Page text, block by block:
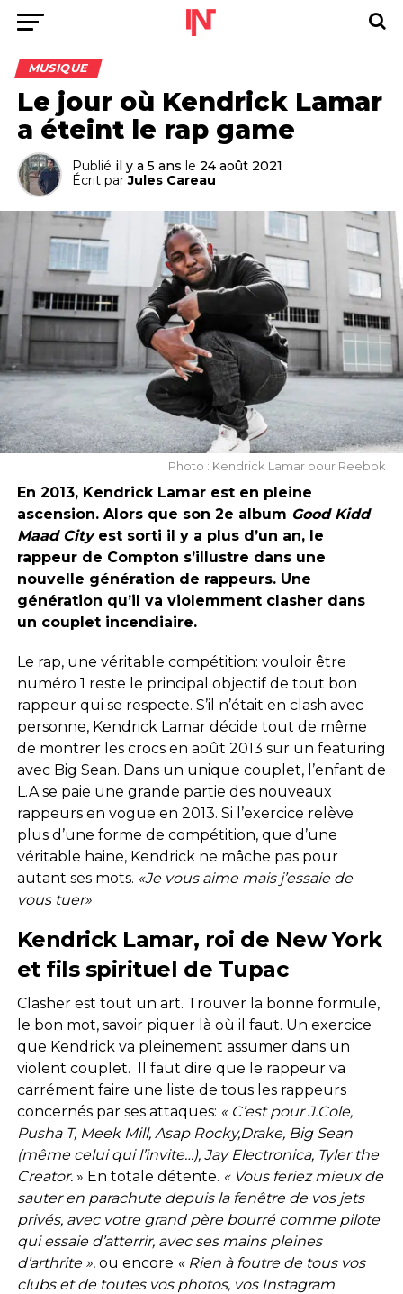
MUSIQUE
Le jour où Kendrick Lamar
a éteint le rap game
Publié il y a 5 ans le 24 août 2021
Écrit par Jules Careau
Photo : Kendrick Lamar pour Reebok
En 2013, Kendrick Lamar est en pleine
ascension. Alors que son 2e album Good Kidd
Maad Cityest sorti il y a plus d’un an, le
rappeur de Compton s’illustre dans une
nouvelle génération de rappeurs. Une
génération qu’il va violemment clasher dans
un couplet incendiaire.
Le rap, une véritable compétition: vouloir être
numéro 1 reste le principal objectif de tout bon
rappeur qui se respecte. S’il n’était en clash avec
personne, Kendrick Lamar décide tout de même
de montrer les crocs en août 2013 sur un featuring
avec Big Sean. Dans un unique couplet, l’enfant de
L.A se paie une grande partie des nouveaux
rappeurs en vogue en 2013. Si l’exercice relève
plus d’une forme de compétition, que d’une
véritable haine, Kendrick ne mâche pas pour
autant ses mots. «Je vous aime mais j’essaie de
vous tuer»
Kendrick Lamar, roi de New York
et fils spirituel de Tupac
Clasher est tout un art. Trouver la bonne formule,
le bon mot, savoir piquer là où il faut. Un exercice
que Kendrick va pleinement assumer dans un
violent couplet. Il faut dire que le rappeur va
carrément faire une liste de tous les rappeurs
concernés par ses attaques: « C’est pour J.Cole,
Pusha T, Meek Mill, Asap Rocky,Drake, Big Sean
(même celui qui l’invite…), Jay Electronica, Tyler the
Creator.» En totale détente. « Vous feriez mieux de
sauter en parachute depuis la fenêtre de vos jets
privés, avec votre grand père bourré comme pilote
qui essaie d’atterrir, avec ses mains pleines
d’arthrite ». ou encore « Rien à foutre de tous vos
clubs et de toutes vos photos, vos Instagram